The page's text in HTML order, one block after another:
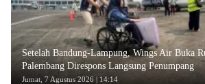
Setelah Bandung-Lampung, Wings Air Buka
Palembang Direspons Langsung Penumpang
Jumat, 7 Agustus 2026 | 14:14